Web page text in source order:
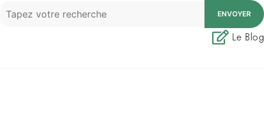
ENVOYER
Le Blog